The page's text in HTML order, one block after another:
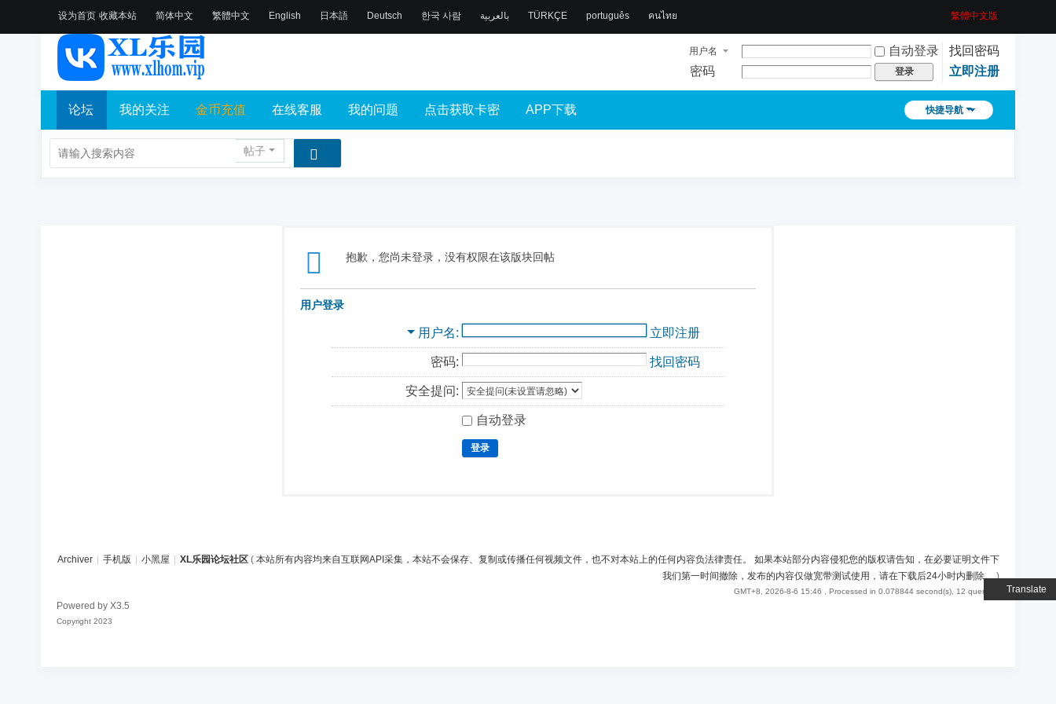
设为首页 收藏本站
Translate
简体中文 繁體中文 English 日本語 Deutsch 한국 사람 بالعربية TÜRKÇE português คนไทย 繁體中文版
用户名 自动登录
找回密码
密码
登录 立即注册
快捷导航
论坛 我的关注 金币充值 在线客服 我的问题 点击获取卡密 APP下载
帖子
抱歉，您尚未登录，没有权限在该版块回帖
用户登录
用户名 立即注册
密码: 找回密码
安全提问:
自动登录
登录
Archiver 手机版 小黑屋 XL乐园论坛社区 ( 本站所有内容均来自互联网API采集，本站不会保存、复制或传播任何视频文件，也不对本站上的任何内容负法律责任。 如果本站部分内容侵犯您的版权请告知，在必要证明文件下
我们第一时间撤除，发布的内容仅做宽带测试使用，请在下载后24小时内删除。)
GMT+8, 2026-8-6 15:46 , Processed in 0.078844 second(s), 12 queries .
Powered by X3.5
Copyright 2023